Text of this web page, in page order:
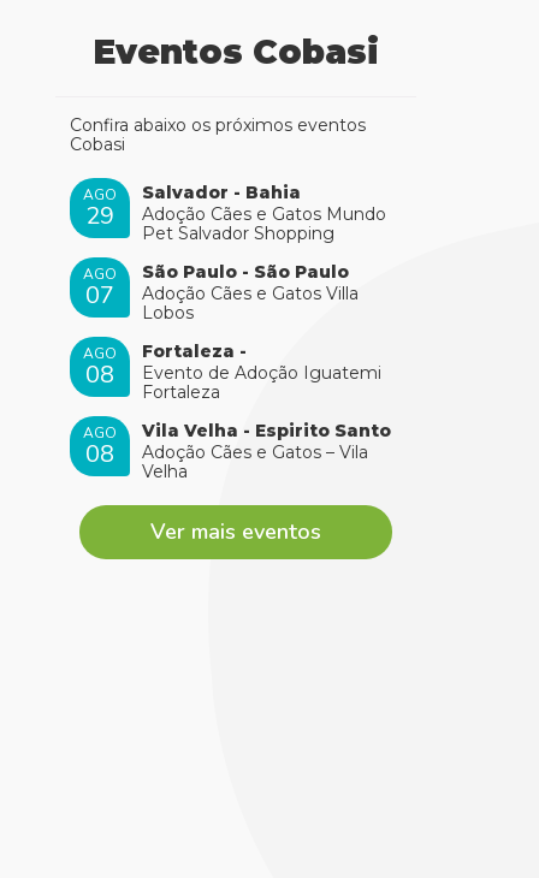
Eventos Cobasi
Confira abaixo os próximos eventos
Cobasi
AGO
29
Salvador - Bahia
Adoção Cães e Gatos Mundo
Pet Salvador Shopping
AGO
07
São Paulo - São Paulo
Adoção Cães e Gatos Villa
Lobos
AGO
08
Fortaleza -
Evento de Adoção Iguatemi
Fortaleza
AGO
08
Vila Velha - Espirito Santo
Adoção Cães e Gatos – Vila
Velha
Ver mais eventos